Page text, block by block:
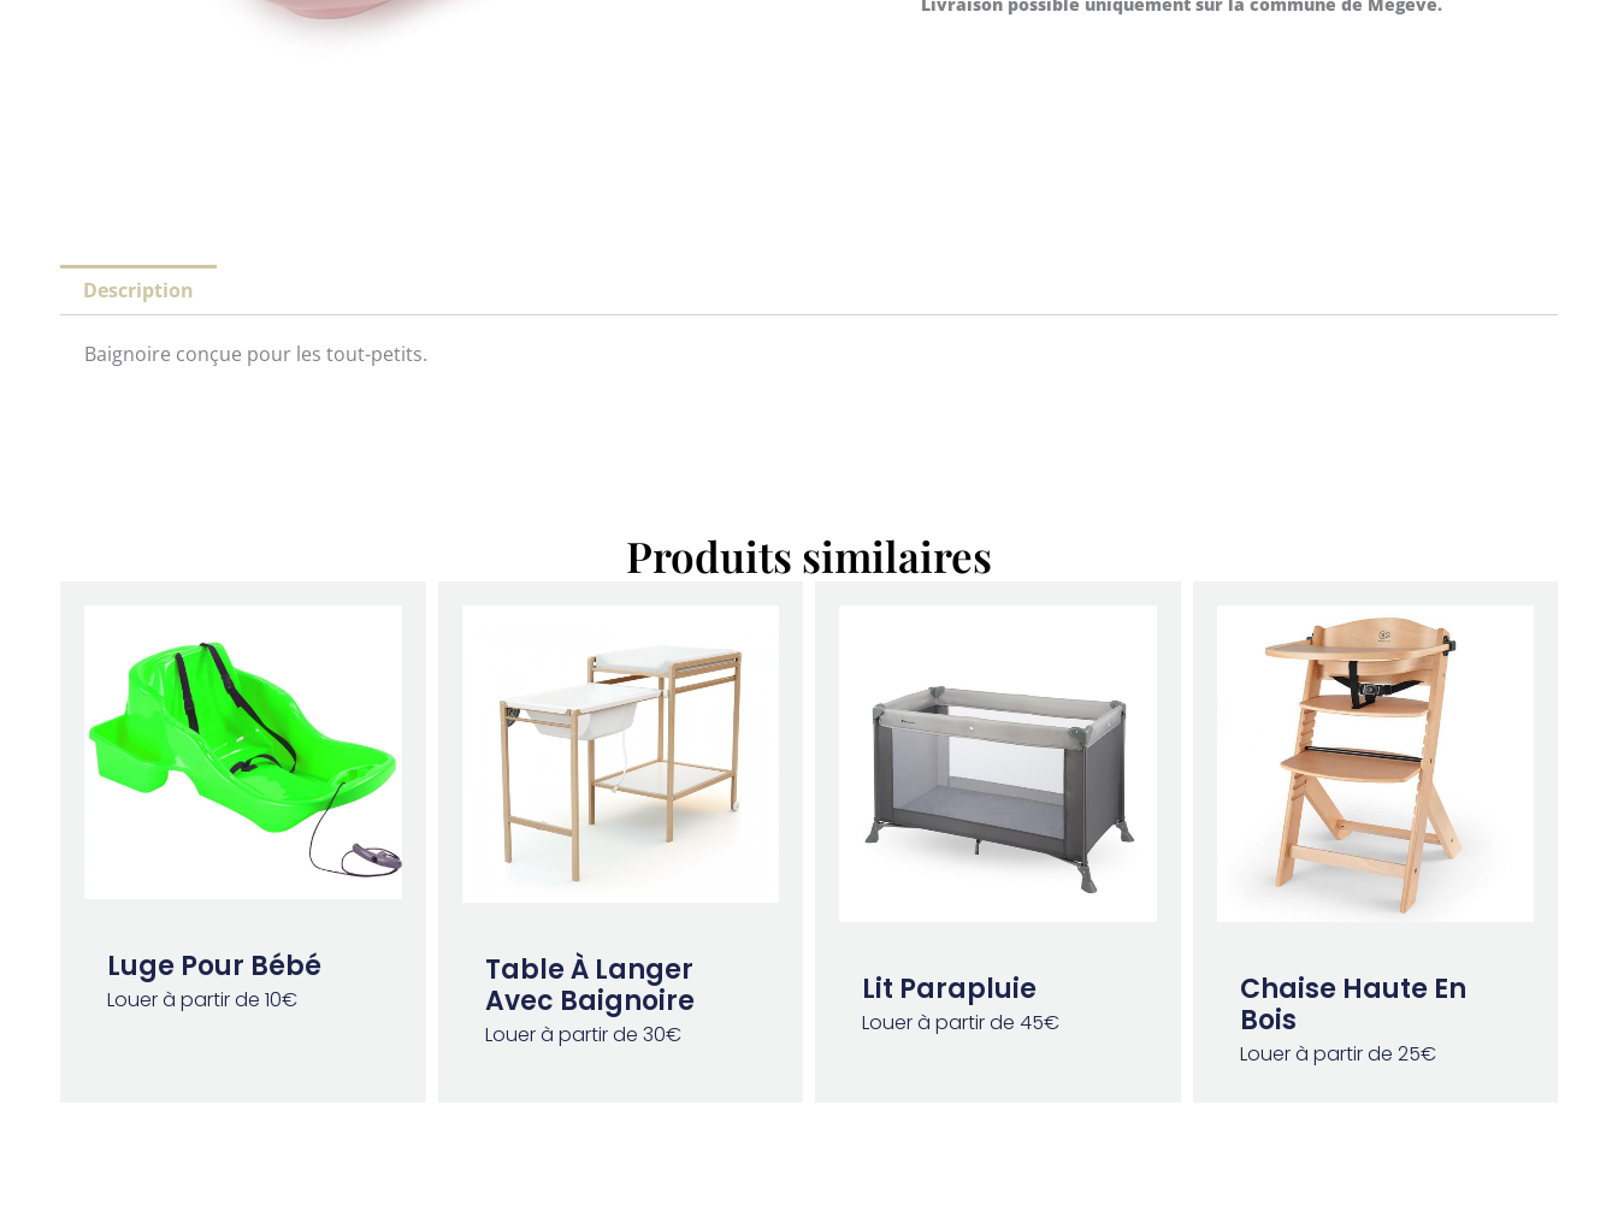
Livraison possible uniquement sur la commune de Megève.
Description
Baignoire conçue pour les tout-petits.
Produits similaires
Luge Pour Bébé
Louer à partir de 10€
Table À Langer
Avec Baignoire
Louer à partir de 30€
Lit Parapluie
Louer à partir de 45€
Chaise Haute En
Bois
Louer à partir de 25€